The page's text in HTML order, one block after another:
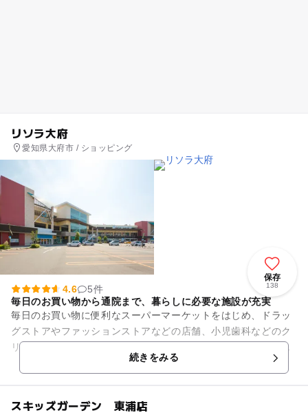
リソラ大府
愛知県大府市 / ショッピング
保存
138
4.6
5件
毎日のお買い物から通院まで、暮らしに必要な施設が充実
毎日のお買い物に便利なスーパーマーケットをはじめ、ドラッ
グストアやファッションストアなどの店舗、小児歯科などのク
リニックモールのある暮らしに便利な複合施設です。子どもと
のランチに利用しやすいフー...続きをみる
スキッズガーデン 東浦店